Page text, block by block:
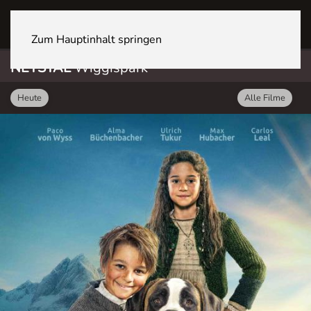
Zum Hauptinhalt springen
NETSTALWiggispark
Heute Alle Filme